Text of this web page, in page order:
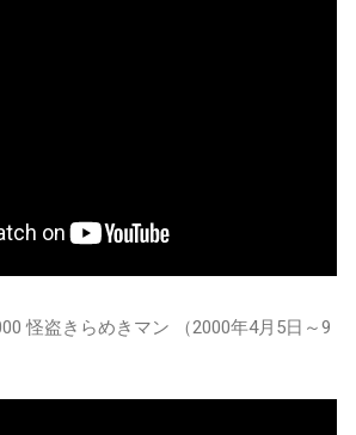
怪盗きらめきマン （2000年4月5日～9